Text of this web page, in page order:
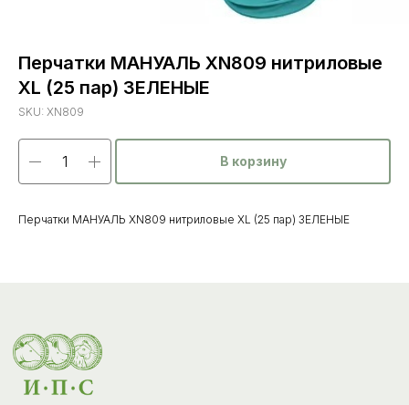
Перчатки МАНУАЛЬ XN809 нитриловые
XL (25 пар) ЗЕЛЕНЫЕ
SKU: XN809
В корзину
Перчатки МАНУАЛЬ XN809 нитриловые XL (25 пар) ЗЕЛЕНЫЕ
Каталог
товаров
Ветеринарные препараты
Уход за копытами
Изделия ветеринарного назначения